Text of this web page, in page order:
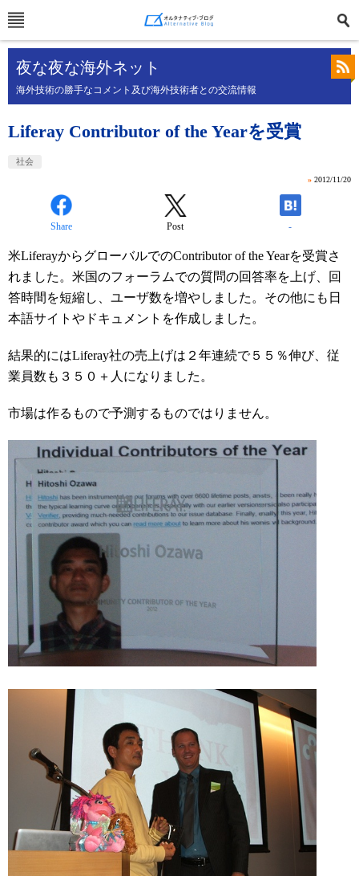
夜な夜な海外ネット
海外技術の勝手なコメント及び海外技術者との交流情報
Liferay Contributor of the Yearを受賞
社会
» 2012/11/20
Share Post -
米LiferayからグローバルでのContributor of the Yearを受賞さ
れました。米国のフォーラムでの質問の回答率を上げ、回
答時間を短縮し、ユーザ数を増やしました。その他にも日
本語サイトやドキュメントを作成しました。
結果的にはLiferay社の売上げは２年連続で５５％伸び、従
業員数も３５０＋人になりました。
市場は作るもので予測するものではりません。